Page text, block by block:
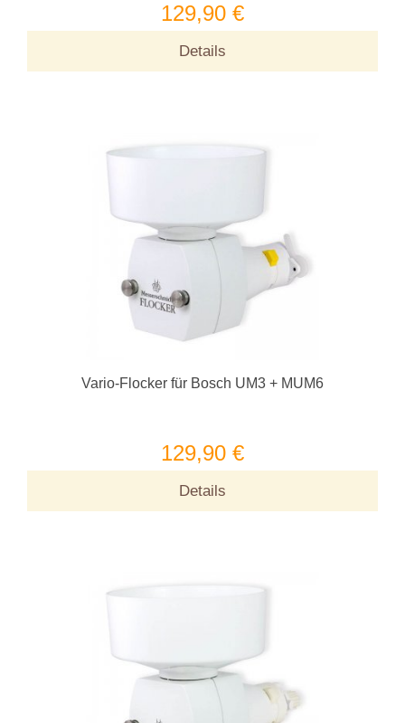
129,90 €
Details
Vario-Flocker für Bosch UM3 + MUM6
129,90 €
Details